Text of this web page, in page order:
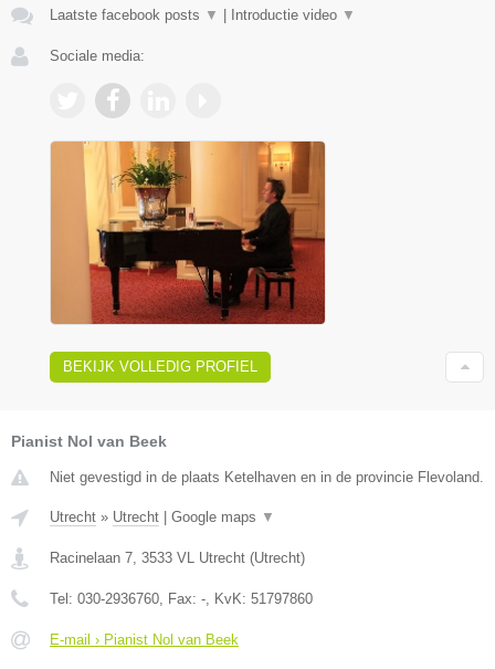
Laatste facebook posts ▼ Introductie video ▼
Sociale media:
BEKIJK VOLLEDIG PROFIEL
Pianist Nol van Beek
Niet gevestigd in de plaats Ketelhaven en in de provincie Flevoland.
Utrecht » Utrecht Google maps ▼
Racinelaan 7 3533 VL Utrecht (Utrecht)
Tel: 030-2936760 , Fax: - , KvK: 51797860
E-mail › Pianist Nol van Beek